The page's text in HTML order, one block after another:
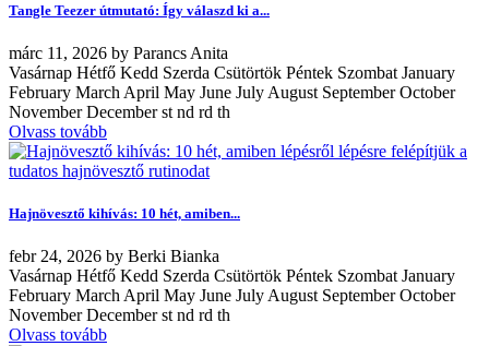
Tangle Teezer útmutató: Így válaszd ki a...
márc 11, 2026 by Parancs Anita
Vasárnap Hétfő Kedd Szerda Csütörtök Péntek Szombat January
February March April May June July August September October
November December st nd rd th
Olvass tovább
Hajnövesztő kihívás: 10 hét, amiben...
febr 24, 2026 by Berki Bianka
Vasárnap Hétfő Kedd Szerda Csütörtök Péntek Szombat January
February March April May June July August September October
November December st nd rd th
Olvass tovább